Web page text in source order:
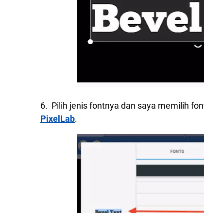
6. Pilih jenis fontnya dan saya memilih
PixelLab.